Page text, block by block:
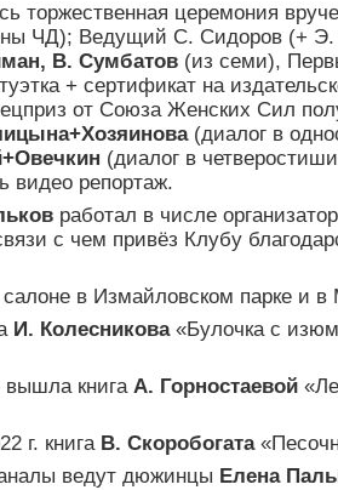
торжественная церемония
ЧД); Ведущий С. Сидоров (+
В. Сумбатов (из семи),
+ сертификат на
от Союза Женских Сил
(диалог в
(диалог в
видео репортаж.
работал в числе
с чем привёз Клубу
в Измайловском парке и в
И. Колесникова«Булочка с
вышла книга А. Горностаевой
г. книгаВ. Скоробогата
ведут дюжинцы Елена